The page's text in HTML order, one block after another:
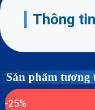
Thông
Sản phẩm tương
-25%